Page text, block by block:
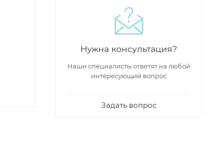
Нужна консультация?
Наши специалисты ответят на любой
интересующий вопрос
Задать вопрос